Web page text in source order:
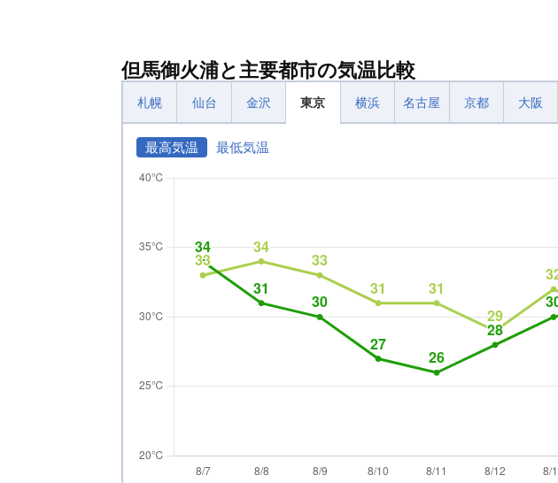
但馬御火浦と主要都市の気温比較
札幌 仙台 金沢 東京 横浜 名古屋 京都 大阪
最高気温 最低気温